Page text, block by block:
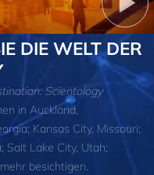
DIE WELT DER
Scientology
in Auckland,
Kansas City, Missouri;
Salt Lake City, Utah;
besichtigen.